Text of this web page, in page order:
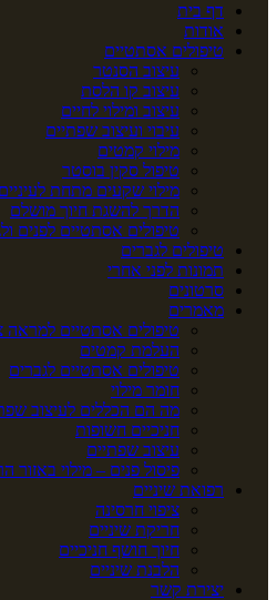
דף בית
אודות
טיפולים אסתטיים
עיצוב הסנטר
עיצוב קו הלסת
עיצוב ומילוי לחיים
עיבוי ועיצוב שפתיים
מילוי קמטים
טיפול סקין בוסטר
מילוי שקעים מתחת לעיניים
הדרך להשגת חיוך מושלם
טיפולים אסתטיים לפנים
טיפולים לגברים
תמונות לפני אחרי
סרטונים
מאמרים
טיפולים אסתטיים למראה
העלמת קמטים
טיפולים אסתטיים לגברים
חומר מילוי
מה הם הכללים לעיצוב
חניכיים חשופות
עיצוב שפתיים
פיסול פנים – מילוי באזור
רפואת שיניים
ציפוי חרסינה
חריקת שיניים
חיוך חושף חניכיים
הלבנת שיניים
יצירת קשר